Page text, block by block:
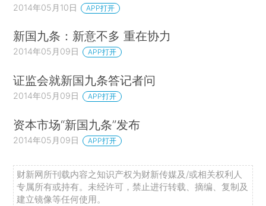
2014年05月10日 APP打开
新国九条：新意不多 重在协力
2014年05月09日 APP打开
证监会就新国九条答记者问
2014年05月09日 APP打开
资本市场“新国九条”发布
2014年05月09日 APP打开
财新网所刊载内容之知识产权为财新传媒及/或相关权利人
专属所有或持有。未经许可，禁止进行转载、摘编、复制及
建立镜像等任何使用。